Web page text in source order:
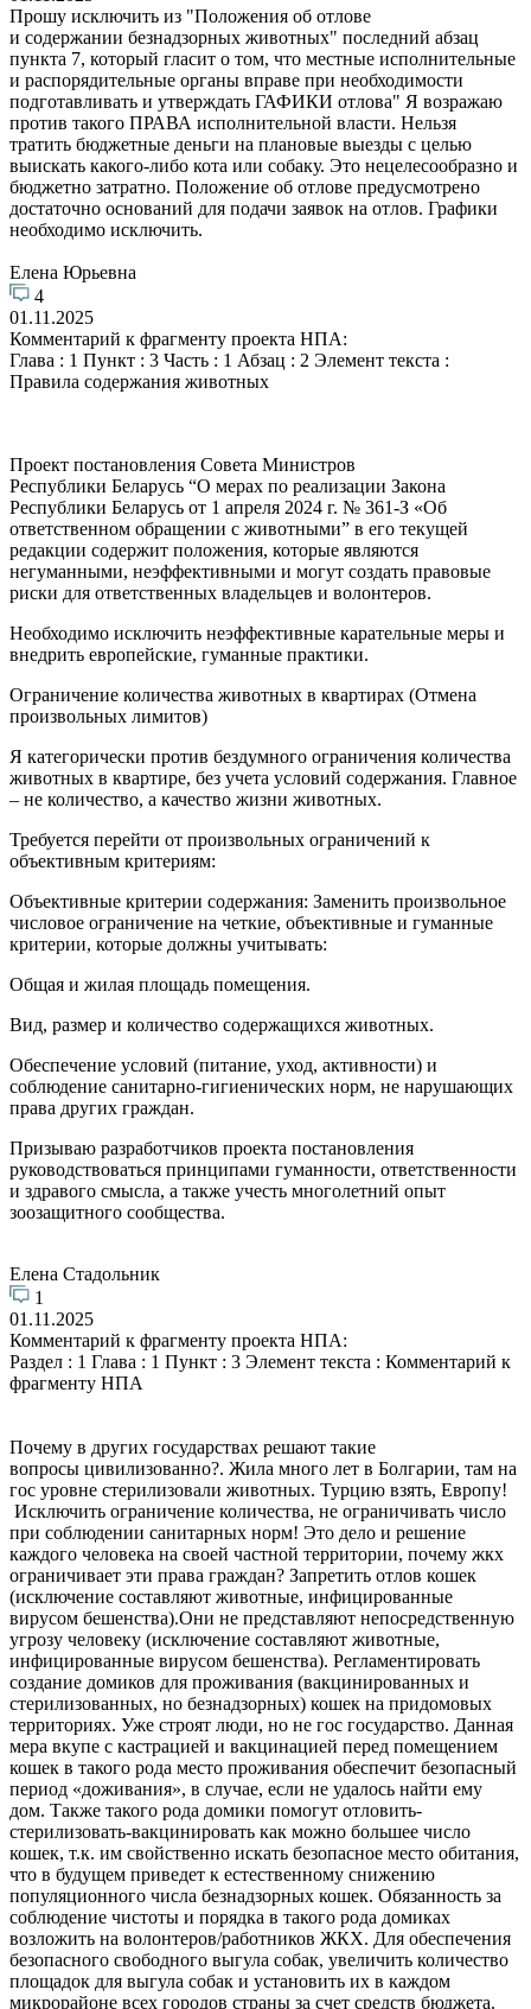
Прошу исключить из "Положения об отлове
и содержании безнадзорных животных" последний абзац
пункта 7, который гласит о том, что местные исполнительные
и распорядительные органы вправе при необходимости
подготавливать и утверждать ГАФИКИ отлова" Я возражаю
против такого ПРАВА исполнительной власти. Нельзя
тратить бюджетные деньги на плановые выезды с целью
выискать какого-либо кота или собаку. Это нецелесообразно и
бюджетно затратно. Положение об отлове предусмотрено
достаточно оснований для подачи заявок на отлов. Графики
необходимо исключить.
Елена Юрьевна
4
01.11.2025
Комментарий к фрагменту проекта НПА:
Глава : 1 Пункт : 3 Часть : 1 Абзац : 2 Элемент текста :
Правила содержания животных
Проект постановления Совета Министров
Республики Беларусь “О мерах по реализации Закона
Республики Беларусь от 1 апреля 2024 г. № 361-З «Об
ответственном обращении с животными” в его текущей
редакции содержит положения, которые являются
негуманными, неэффективными и могут создать правовые
риски для ответственных владельцев и волонтеров.
Необходимо исключить неэффективные карательные меры и
внедрить европейские, гуманные практики.
Ограничение количества животных в квартирах (Отмена
произвольных лимитов)
Я категорически против бездумного ограничения количества
животных в квартире, без учета условий содержания. Главное
– не количество, а качество жизни животных.
Требуется перейти от произвольных ограничений к
объективным критериям:
Объективные критерии содержания: Заменить произвольное
числовое ограничение на четкие, объективные и гуманные
критерии, которые должны учитывать:
Общая и жилая площадь помещения.
Вид, размер и количество содержащихся животных.
Обеспечение условий (питание, уход, активности) и
соблюдение санитарно-гигиенических норм, не нарушающих
права других граждан.
Призываю разработчиков проекта постановления
руководствоваться принципами гуманности, ответственности
и здравого смысла, а также учесть многолетний опыт
зоозащитного сообщества.
Елена Стадольник
1
01.11.2025
Комментарий к фрагменту проекта НПА:
Раздел : 1 Глава : 1 Пункт : 3 Элемент текста : Комментарий к
фрагменту НПА
Почему в других государствах решают такие
вопросы цивилизованно?. Жила много лет в Болгарии, там на
гос уровне стерилизовали животных. Турцию взять, Европу!
Исключить ограничение количества, не ограничивать число
при соблюдении санитарных норм! Это дело и решение
каждого человека на своей частной территории, почему жкх
ограничивает эти права граждан? Запретить отлов кошек
(исключение составляют животные, инфицированные
вирусом бешенства).Они не представляют непосредственную
угрозу человеку (исключение составляют животные,
инфицированные вирусом бешенства). Регламентировать
создание домиков для проживания (вакцинированных и
стерилизованных, но безнадзорных) кошек на придомовых
территориях. Уже строят люди, но не гос государство. Данная
мера вкупе с кастрацией и вакцинацией перед помещением
кошек в такого рода место проживания обеспечит безопасный
период «доживания», в случае, если не удалось найти ему
дом. Также такого рода домики помогут отловить-
стерилизовать-вакцинировать как можно большее число
кошек, т.к. им свойственно искать безопасное место обитания,
что в будущем приведет к естественному снижению
популяционного числа безнадзорных кошек. Обязанность за
соблюдение чистоты и порядка в такого рода домиках
возложить на волонтеров/работников ЖКХ. Для обеспечения
безопасного свободного выгула собак, увеличить количество
площадок для выгула собак и установить их в каждом
микрорайоне всех городов страны за счет средств бюджета.